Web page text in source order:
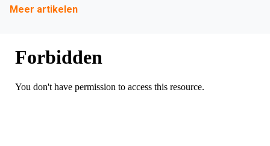
Meer artikelen